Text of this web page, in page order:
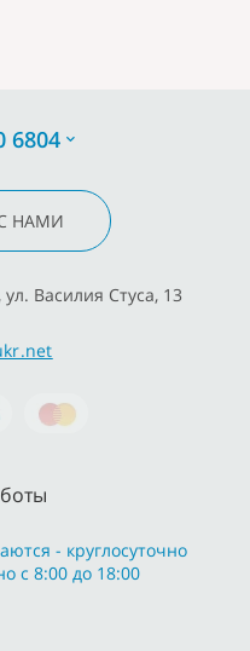
6804
НАМИ
Василия Стуса, 13
- круглосуточно
с 8:00 до 18:00